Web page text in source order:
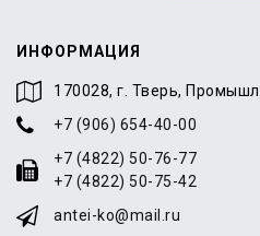
ИНФОРМАЦИЯ
170028, г. Тверь,
+7 (906) 654-40-00
+7 (4822) 50-76-77
+7 (4822) 50-75-42
antei-ko@mail.ru